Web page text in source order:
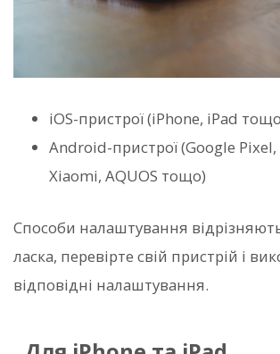
iOS-пристрої (iPhone, iPad
Android-пристрої (Google Pixel,
Xiaomi, AQUOS тощо)
Способи налаштування
ласка, перевірте свій пристрій і
відповідні налаштування.